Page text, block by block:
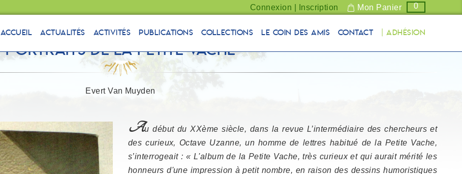
Connexion | Inscription Mon Panier 0
Accueil Actualités Activités Publications Collections Le coin des Amis Contact | Adhésion
Portraits de la Petite Vache
Evert Van Muyden
Au début du XXème siècle, dans la revue L’intermédiaire des chercheurs et
des curieux, Octave Uzanne, un homme de lettres habitué de la Petite Vache,
s’interrogeait : « L'album de la Petite Vache, très curieux et qui aurait mérité les
honneurs d'une impression à petit nombre, en raison des dessins humoristiques